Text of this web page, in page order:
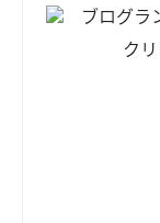
ブログラン
ク